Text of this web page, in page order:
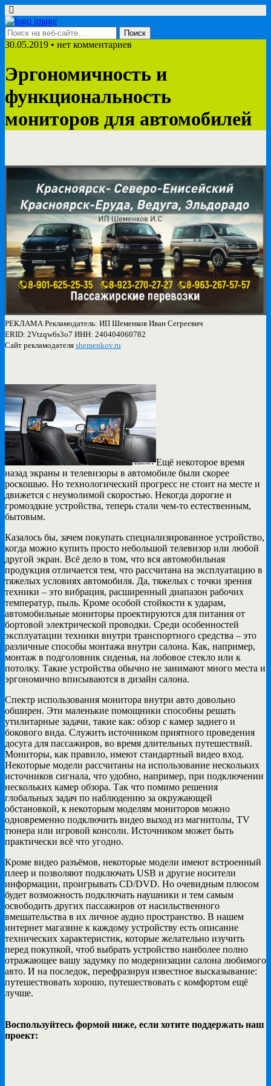
30.05.2019 • нет комментариев
Эргономичность и
функциональность
мониторов для автомобилей
РЕКЛАМА Рекламодатель: ИП Шеменков Иван Сегреевич
ERID: 2Vtzqw6s3o7 ИНН: 240404060782
Сайт рекламодателя shemenkov.ru
Ещё некоторое время
назад экраны и телевизоры в автомобиле были скорее
роскошью. Но технологический прогресс не стоит на месте и
движется с неумолимой скоростью. Некогда дорогие и
громоздкие устройства, теперь стали чем-то естественным,
бытовым.
Казалось бы, зачем покупать специализированное устройство,
когда можно купить просто небольшой телевизор или любой
другой экран. Всё дело в том, что вся автомобильная
продукция отличается тем, что рассчитана на эксплуатацию в
тяжелых условиях автомобиля. Да, тяжелых с точки зрения
техники – это вибрация, расширенный диапазон рабочих
температур, пыль. Кроме особой стойкости к ударам,
автомобильные мониторы проектируются для питания от
бортовой электрической проводки. Среди особенностей
эксплуатации техники внутри транспортного средства – это
различные способы монтажа внутри салона. Как, например,
монтаж в подголовник сиденья, на лобовое стекло или к
потолку. Такие устройства обычно не занимают много места и
эргономично вписываются в дизайн салона.
Спектр использования монитора внутри авто довольно
обширен. Эти маленькие помощники способны решать
утилитарные задачи, такие как: обзор с камер заднего и
бокового вида. Служить источником приятного проведения
досуга для пассажиров, во время длительных путешествий.
Мониторы, как правило, имеют стандартный видео вход.
Некоторые модели рассчитаны на использование нескольких
источников сигнала, что удобно, например, при подключении
нескольких камер обзора. Так что помимо решения
глобальных задач по наблюдению за окружающей
обстановкой, к некоторым моделям мониторов можно
одновременно подключить видео выход из магнитолы, TV
тюнера или игровой консоли. Источником может быть
практически всё что угодно.
Кроме видео разъёмов, некоторые модели имеют встроенный
плеер и позволяют подключать USB и другие носители
информации, проигрывать CD/DVD. Но очевидным плюсом
будет возможность подключать наушники и тем самым
освободить других пассажиров от насильственного
вмешательства в их личное аудио пространство. В нашем
интернет магазине к каждому устройству есть описание
технических характеристик, которые желательно изучить
перед покупкой, чтоб выбрать устройство наиболее полно
отражающее вашу задумку по модернизации салона любимого
авто. И на последок, перефразируя известное высказывание:
путешествовать хорошо, путешествовать с комфортом ещё
лучше.
Воспользуйтесь формой ниже, если хотите поддержать наш
проект: